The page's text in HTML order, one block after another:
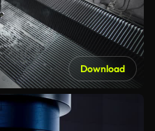
Download